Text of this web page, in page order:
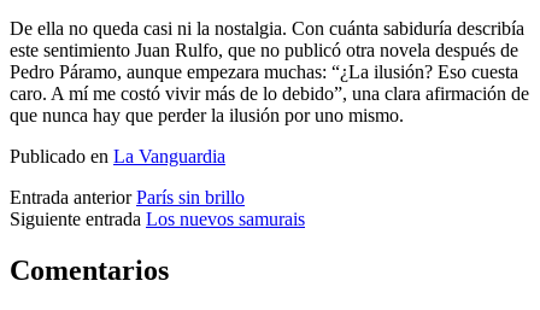
De ella no queda casi ni la nostalgia. Con cuánta sabiduría describía
este sentimiento Juan Rulfo, que no publicó otra novela después de
Pedro Páramo, aunque empezara muchas: “¿La ilusión? Eso cuesta
caro. A mí me costó vivir más de lo debido”, una clara afirmación de
que nunca hay que perder la ilusión por uno mismo.
Publicado en La Vanguardia
Entrada anterior París sin brillo
Siguiente entrada Los nuevos samurais
Comentarios